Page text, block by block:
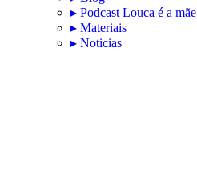
▸ Podcast Louca é a mãe
▸ Materiais
▸ Noticias